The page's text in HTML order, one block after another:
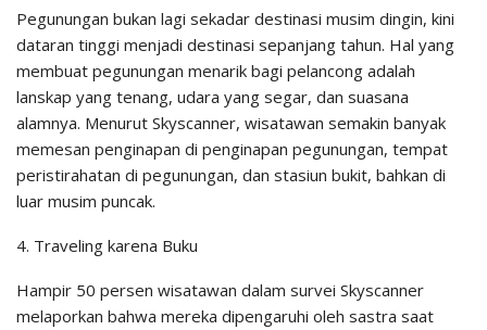
Pegunungan bukan lagi sekadar destinasi musim dingin, kini
dataran tinggi menjadi destinasi sepanjang tahun. Hal yang
membuat pegunungan menarik bagi pelancong adalah
lanskap yang tenang, udara yang segar, dan suasana
alamnya. Menurut Skyscanner, wisatawan semakin banyak
memesan penginapan di penginapan pegunungan, tempat
peristirahatan di pegunungan, dan stasiun bukit, bahkan di
luar musim puncak.
4. Traveling karena Buku
Hampir 50 persen wisatawan dalam survei Skyscanner
melaporkan bahwa mereka dipengaruhi oleh sastra saat